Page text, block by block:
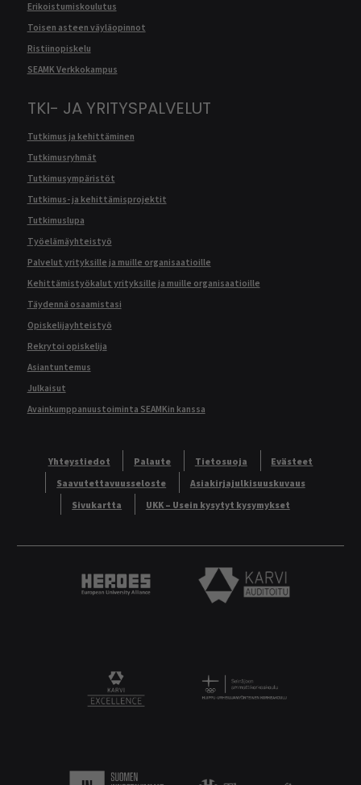
Erikoistumiskoulutus
Toisen asteen väyläopinnot
Ristiinopiskelu
SEAMK Verkkokampus
TKI- JA YRITYSPALVELUT
Tutkimus ja kehittäminen
Tutkimusryhmät
Tutkimusympäristöt
Tutkimus- ja kehittämisprojektit
Tutkimuslupa
Työelämäyhteistyö
Palvelut yrityksille ja muille organisaatioille
Kehittämistyökalut yrityksille ja muille organisaatioille
Täydennä osaamistasi
Opiskelijayhteistyö
Rekrytoi opiskelija
Asiantuntemus
Julkaisut
Avainkumppanuustoiminta SEAMKin kanssa
Yhteystiedot Palaute Tietosuoja
Evästeet
Saavutettavuusseloste
Asiakirjajulkisuuskuvaus
Sivukartta
UKK – Usein kysytyt kysymykset
Heroes European University Alliance logo
Karvi Auditoitu logo
KARVI Excellence logo.Logo